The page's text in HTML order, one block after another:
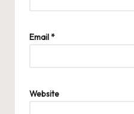
Email*
Website